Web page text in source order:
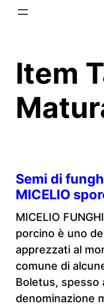
Item
Semi di
MICELIO
MICELIO
porcino è uno
apprezzati al
comune di
Boletus, spesso
denominazione